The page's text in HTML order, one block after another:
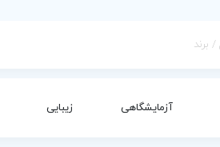
آزمایشگاهی زیبایی